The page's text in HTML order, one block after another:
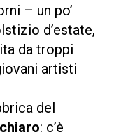
– un po’
d’estate,
da troppi
artisti
del
: c’è